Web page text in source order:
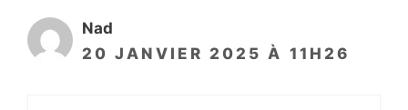
Nad
20 JANVIER 2025 À 11H26